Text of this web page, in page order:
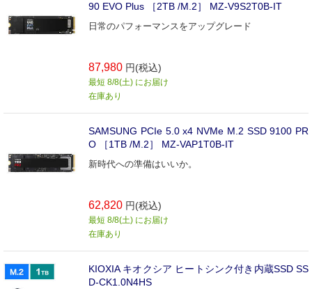
90 EVO Plus ［2TB /M.2］ MZ-V9S2T0B-IT
日常のパフォーマンスをアップグレード
87,980 円(税込)
最短 8/8(土) にお届け
在庫あり
SAMSUNG PCIe 5.0 x4 NVMe M.2 SSD 9100 PR
O ［1TB /M.2］ MZ-VAP1T0B-IT
新時代への準備はいいか。
62,820 円(税込)
最短 8/8(土) にお届け
在庫あり
KIOXIA キオクシア ヒートシンク付き内蔵SSD SS
D-CK1.0N4HS